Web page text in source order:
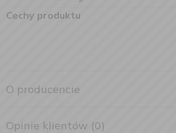
Cechy produktu
O producencie
Opinie klientów (0)